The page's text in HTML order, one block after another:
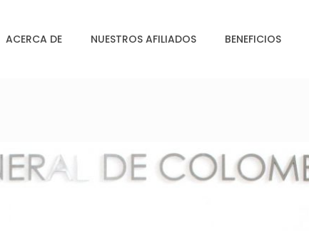
ACERCA DE NUESTROS AFILIADOS BENEFICIOS